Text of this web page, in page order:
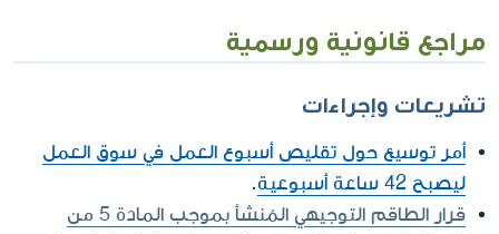
مراجع قانونية ورسمية
تشريعات وإجراءات
أمر توسيع حول تقليص أسبوع العمل في سوق العمل
ليصبح 42 ساعة أسبوعية
.
قرار الطاقم التوجيهي المُنشأ بموجب المادة 5 من